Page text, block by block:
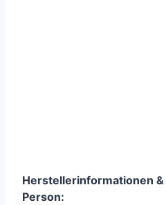
Herstellerinformationen &
Person: